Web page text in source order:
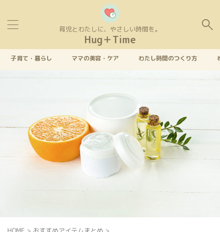
育児とわたしに、やさしい時間を。
Hug＋Time
子育て・暮らし ママの美容・ケア わたし時間のつくり方